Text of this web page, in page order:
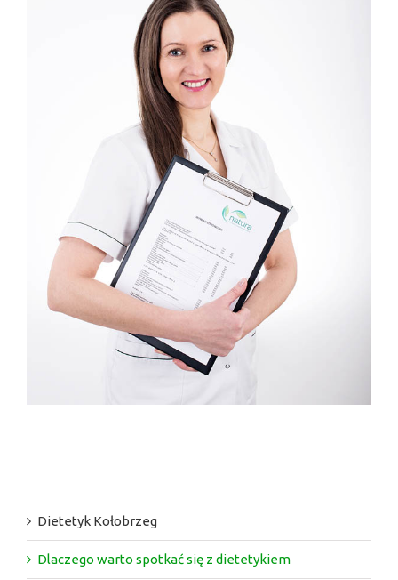
Dietetyk Kołobrzeg
Dlaczego warto spotkać się z dietetykiem